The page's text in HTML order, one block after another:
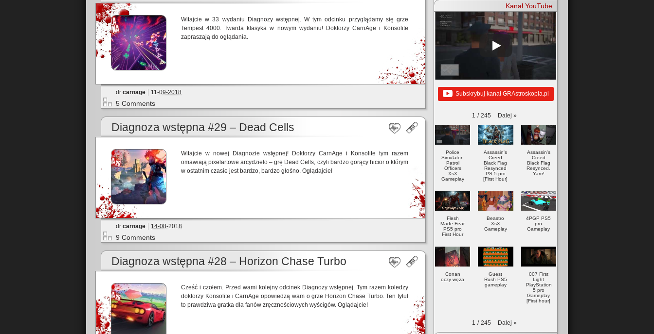
Witajcie w 33 wydaniu Diagnozy wstępnej. W tym odcinku przyglądamy się grze
Tempest 4000. Twarda klasyka w nowym wydaniu! Doktorzy CarnAge i Konsolite
zapraszają do oglądania.
dr carnage 11-09-2018
5 Comments
Diagnoza wstępna #29 – Dead Cells
Witajcie w nowej Diagnozie wstępnej! Doktorzy CarnAge i Konsolite tym razem
omawiają pixelartowe arcydzieło – grę Dead Cells, czyli bardzo gorący hicior o którym
w ostatnim czasie jest bardzo, bardzo głośno. Oglądajcie!
dr carnage 14-08-2018
9 Comments
Diagnoza wstępna #28 – Horizon Chase Turbo
Cześć i czołem. Przed wami kolejny odcinek Diagnozy wstępnej. Tym razem koledzy
doktorzy Konsolite i CarnAge opowiedzą wam o grze Horizon Chase Turbo. Ten tytuł
to prawdziwa gratka dla fanów zręcznościowych wyścigów. Oglądajcie!
Kanał YouTube
Subskrybuj kanał GRAstroskopia.pl
1 / 245 Dalej »
Police
Simulator:
Patrol
Officers
XsX
Gameplay
Assassin's
Creed
Black Flag
Resynced
PS 5 pro
[First Hour]
Assassin's
Creed
Black Flag
Resynced.
Yarrr!
Flesh
Made Fear
PS5 pro
First Hour
Beastro
XsX
Gameplay
4PGP PS5
pro
Gameplay
Conan
oczy węża
Guest
Rush PS5
gameplay
007 First
Light
PlayStation
5 pro
Gameplay
[First hour]
1 / 245 Dalej »